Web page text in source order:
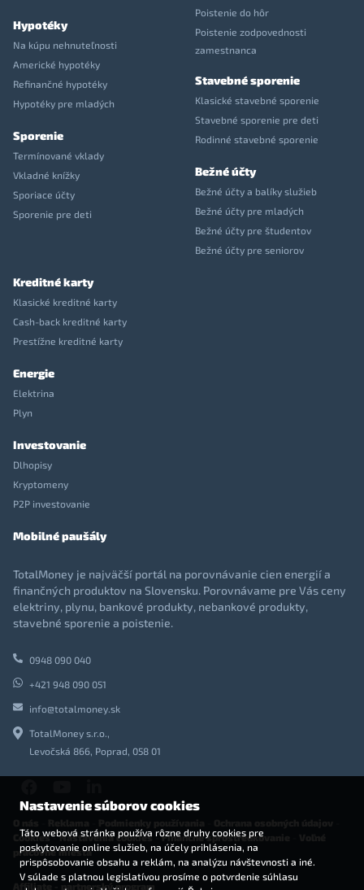
Hypotéky
Na kúpu nehnuteľnosti
Americké hypotéky
Refinančné hypotéky
Hypotéky pre mladých
Sporenie
Termínované vklady
Vkladné knížky
Sporiace účty
Sporenie pre deti
Poistenie do hôr
Poistenie zodpovednosti
zamestnanca
Stavebné sporenie
Klasické stavebné sporenie
Stavebné sporenie pre deti
Rodinné stavebné sporenie
Bežné účty
Bežné účty a balíky služieb
Bežné účty pre mladých
Bežné účty pre študentov
Bežné účty pre seniorov
Kreditné karty
Klasické kreditné karty
Cash-back kreditné karty
Prestížne kreditné karty
Energie
Elektrina
Plyn
Investovanie
Dlhopisy
Kryptomeny
P2P investovanie
Mobilné paušály
TotalMoney je najväčší portál na porovnávanie cien energií a
finančných produktov na Slovensku. Porovnávame pre Vás ceny
elektriny, plynu, bankové produkty, nebankové produkty,
stavebné sporenie a poistenie.
0948 090 040
+421 948 090 051
info@totalmoney.sk
TotalMoney s.r.o.,
Levočská 866, Poprad, 058 01
Cookies-Nastavenia cookies -Finančné sprostredkovanie
pracovné miesta
Affiliate - partnerský program
Nastavenie súborov cookies
Táto webová stránka používa rôzne druhy cookies pre
poskytovanie online služieb, na účely prihlásenia, na
prispôsobovanie obsahu a reklám, na analýzu návštevnosti a iné.
V súlade s platnou legislatívou prosíme o potvrdenie súhlasu